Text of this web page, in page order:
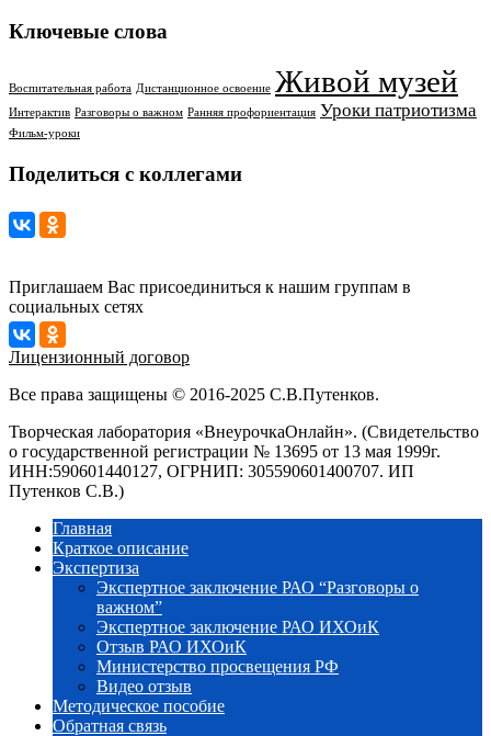
Ключевые слова
Воспитательная работа Дистанционное освоение Живой музей
Интерактив Разговоры о важном Ранняя профориентация Уроки патриотизма
Фильм-уроки
Поделиться с коллегами
Приглашаем Вас присоединиться к нашим группам в
социальных сетях
Лицензионный договор
Все права защищены © 2016-2025 С.В.Путенков.
Творческая лаборатория «ВнеурочкаОнлайн». (Свидетельство
о государственной регистрации № 13695 от 13 мая 1999г.
ИНН:590601440127, ОГРНИП: 305590601400707. ИП
Путенков С.В.)
Главная
Краткое описание
Экспертиза
Экспертное заключение РАО “Разговоры о
важном”
Экспертное заключение РАО ИХОиК
Отзыв РАО ИХОиК
Министерство просвещения РФ
Видео отзыв
Методическое пособие
Обратная связь